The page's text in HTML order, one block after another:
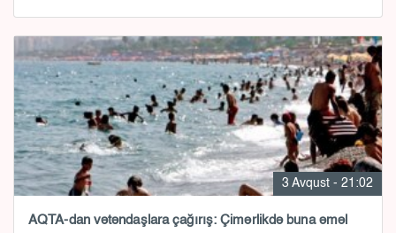
3 Avqust - 21:02
AQTA-dan vətəndaşlara çağırış: Çimərlikdə buna əməl